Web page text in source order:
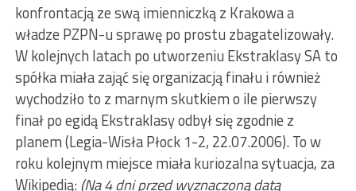
konfrontacją ze swą imienniczką z Krakowa a
władze PZPN-u sprawę po prostu zbagatelizowały.
W kolejnych latach po utworzeniu Ekstraklasy SA to
spółka miała zająć się organizacją finału i również
wychodziło to z marnym skutkiem o ile pierwszy
finał po egidą Ekstraklasy odbył się zgodnie z
planem (Legia-Wisła Płock 1-2, 22.07.2006). To w
roku kolejnym miejsce miała kuriozalna sytuacja, za
Wikipedią: (Na 4 dni przed wyznaczoną datą